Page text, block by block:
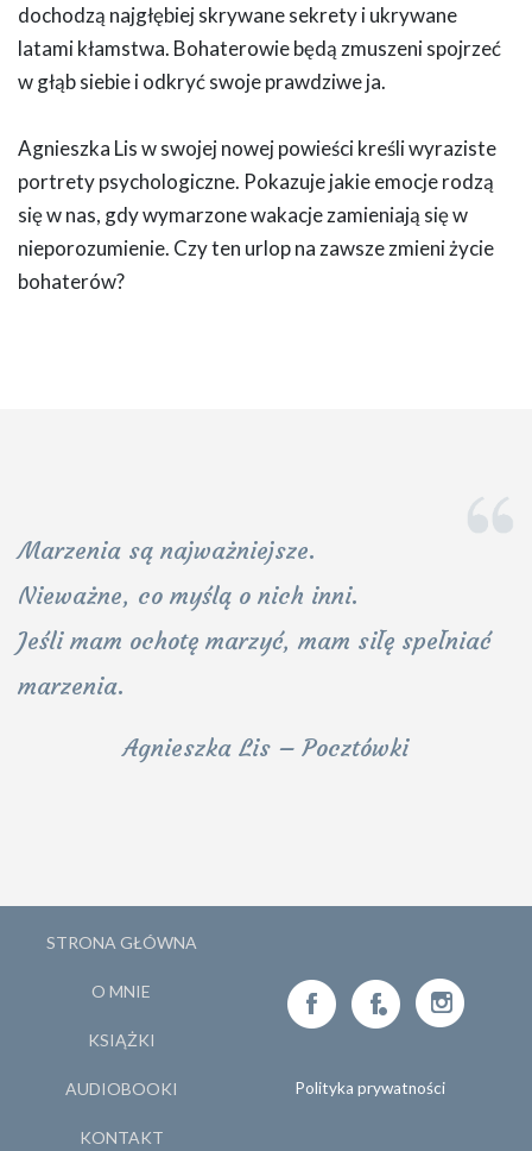
dochodzą najgłębiej skrywane sekrety i ukrywane
latami kłamstwa. Bohaterowie będą zmuszeni spojrzeć
w głąb siebie i odkryć swoje prawdziwe ja.
Agnieszka Lis w swojej nowej powieści kreśli wyraziste
portrety psychologiczne. Pokazuje jakie emocje rodzą
się w nas, gdy wymarzone wakacje zamieniają się w
nieporozumienie. Czy ten urlop na zawsze zmieni życie
bohaterów?
Marzenia są najważniejsze.
Nieważne, co myślą o nich inni.
Jeśli mam ochotę marzyć, mam siłę spełniać
marzenia.
Agnieszka Lis – Pocztówki
STRONA GŁÓWNA
O MNIE
KSIĄŻKI
AUDIOBOOKI
KONTAKT
Polityka prywatności